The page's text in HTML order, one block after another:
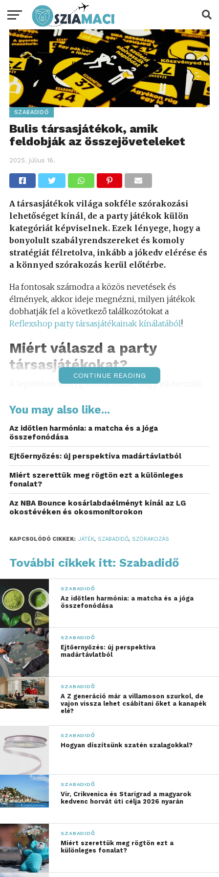
SZABADIDŐ
Bulis társasjátékok, amik
feldobják az összejöveteleket
2025. július 16.
A társasjátékok világa sokféle szórakozási
lehetőséget kínál, de a party játékok külön
kategóriát képviselnek. Ezek lényege, hogy a
bonyolult szabályrendszereket és komoly
stratégiát félretolva, inkább a jókedv elérése és
a könnyed szórakozás kerül előtérbe.
Ha fontosak számodra a közös nevetések és
élmények, akkor ideje megnézni, milyen játékok
dobhatják fel a következő találkozótokat a
Reflexshop party társasjátékainak kínálatából!
Miért válaszd a party
társasjátékokat?
A legtöbben azért gyűlünk össze, hogy jól érezzük
családtagjainkkal. Egy jól megválasztott party
hiszen mindenkiből előhozza a játékos énjét.
Ezek a játékok nincsenek tele nehéz szabályokkal,
így minden résztvevő gyorsan bele tud vágni a
mókába. Meglehet, hogy már tapasztaltad, milyen
könnyen magával ragadja a társaságot egy-egy jó
humorú játék.
feloldani a kezdeti feszültséget a csapatban.
megkönnyíti az hangulat oldását a baráti
társaságokban?
Éppen ezért kedveltek azok a játékok, amelyek
gyors, vidám és néha meghökkentő feladatokat
kínálnak. Ki ne élvezne egy olyan összejövetelt,
amely tele van vicces helyzetekkel?
A játékokhoz nincs szükség különleges eszközökre.
Akár egy narancsszínű madzag és néhány mágnes is
elegendő ahhoz, hogy egy játék maratoni
nevetésben végződjön. Az apróbb szituációk is
képesek nagy derültséget okozni, különösen, ha jól
időzített a feladat. A közös élmények pedig
összekovácsolják a társaságot.
Hogyan köthetnek össze
generációkat?
A party játékok másik izgalmas előnye, hogy
képesek közelebb hozni egymáshoz a különféle
generációkat. Elképzelted már, mekkora
meglepetést okoz, amikor a nagyszülők váratlan
tudást villantanak a mémekből? E játékok közös
élményeket teremtenek, így bárki bekapcsolódhat,
CONTINUE READING
You may also like...
Az időtlen harmónia: a matcha és a jóga
összefonódása
Ejtőernyőzés: új perspektíva madártávlatból
Miért szerettük meg rögtön ezt a különleges
fonalat?
Az NBA Bounce kosárlabdaélményt kínál az LG
okostévéken és okosmonitorokon
KAPCSOLÓDÓ CIKKEK: JÁTÉK, SZABADIDŐ, SZÓRAKOZÁS
További cikkek itt: Szabadidő
SZABADIDŐ
Az időtlen harmónia: a matcha és a jóga
összefonódása
SZABADIDŐ
Ejtőernyőzés: új perspektíva
madártávlatból
SZABADIDŐ
A Z generáció már a villamoson szurkol, de
vajon vissza lehet csábítani őket a kanapék
elé?
SZABADIDŐ
Hogyan díszítsünk szatén szalagokkal?
SZABADIDŐ
Vir, Crikvenica és Starigrad a magyarok
kedvenc horvát úti célja 2026 nyarán
SZABADIDŐ
Miért szerettük meg rögtön ezt a
különleges fonalat?